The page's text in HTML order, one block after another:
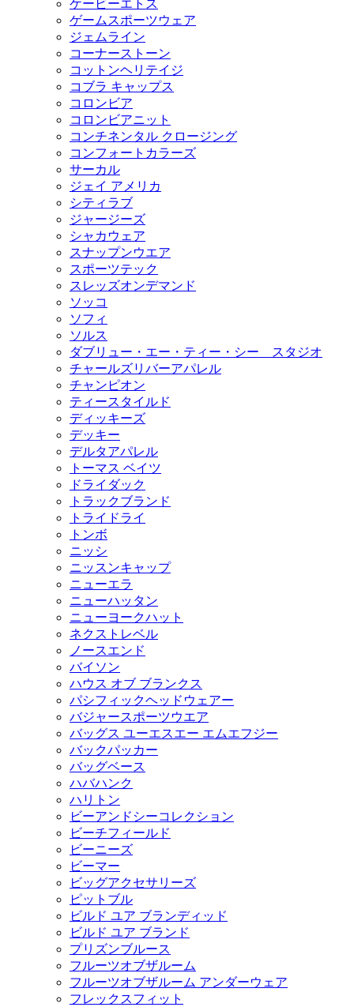
ケービーエトス
ゲームスポーツウェア
ジェムライン
コーナーストーン
コットンヘリテイジ
コブラ キャップス
コロンビア
コロンビアニット
コンチネンタル クロージング
コンフォートカラーズ
サーカル
ジェイ アメリカ
シティラブ
ジャージーズ
シャカウェア
スナップンウエア
スポーツテック
スレッズオンデマンド
ソッコ
ソフィ
ソルス
ダブリュー・エー・ティー・シー スタジオ
チャールズリバーアパレル
チャンピオン
ティースタイルド
ディッキーズ
デッキー
デルタアパレル
トーマス ベイツ
ドライダック
トラックブランド
トライドライ
トンボ
ニッシ
ニッスンキャップ
ニューエラ
ニューハッタン
ニューヨークハット
ネクストレベル
ノースエンド
バイソン
ハウス オブ ブランクス
パシフィックヘッドウェアー
バジャースポーツウエア
バッグス ユーエスエー エムエフジー
バックパッカー
バッグベース
ハバハンク
ハリトン
ビーアンドシーコレクション
ビーチフィールド
ビーニーズ
ビーマー
ビッグアクセサリーズ
ピットブル
ビルド ユア ブランディッド
ビルド ユア ブランド
プリズンブルース
フルーツオブザルーム
フルーツオブザルーム アンダーウェア
フレックスフィット